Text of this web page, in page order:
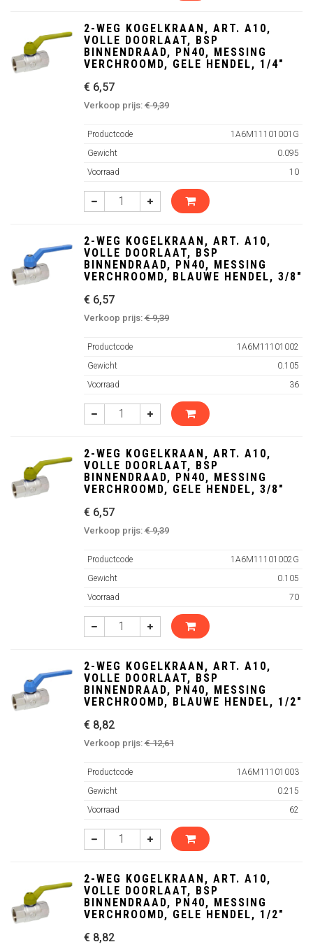
2-WEG KOGELKRAAN, ART. A10,
VOLLE DOORLAAT, BSP
BINNENDRAAD, PN40, MESSING
VERCHROOMD, GELE HENDEL, 1/4"
€ 6,57
Verkoop prijs:€ 9,39
Productcode
1A6M11101001G
Gewicht
0.095
Voorraad
10
2-WEG KOGELKRAAN, ART. A10,
VOLLE DOORLAAT, BSP
BINNENDRAAD, PN40, MESSING
VERCHROOMD, BLAUWE HENDEL, 3/8"
€ 6,57
Verkoop prijs:€ 9,39
Productcode
1A6M11101002
Gewicht
0.105
Voorraad
36
2-WEG KOGELKRAAN, ART. A10,
VOLLE DOORLAAT, BSP
BINNENDRAAD, PN40, MESSING
VERCHROOMD, GELE HENDEL, 3/8"
€ 6,57
Verkoop prijs:€ 9,39
Productcode
1A6M11101002G
Gewicht
0.105
Voorraad
70
2-WEG KOGELKRAAN, ART. A10,
VOLLE DOORLAAT, BSP
BINNENDRAAD, PN40, MESSING
VERCHROOMD, BLAUWE HENDEL, 1/2"
€ 8,82
Verkoop prijs:€ 12,61
Productcode
1A6M11101003
Gewicht
0.215
Voorraad
62
2-WEG KOGELKRAAN, ART. A10,
VOLLE DOORLAAT, BSP
BINNENDRAAD, PN40, MESSING
VERCHROOMD, GELE HENDEL, 1/2"
€ 8,82